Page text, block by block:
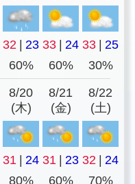
32 | 23 33 | 24 33 | 25
60% 60% 30%
8/20
(木)
8/21
(金)
8/22
(土)
31 | 24 31 | 23 32 | 24
80% 60%
70%